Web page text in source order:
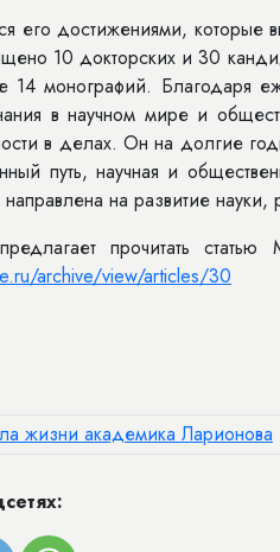
его достижениями,
10 докторских и 30
14 монографий. Благодаря
в научном мире и
в делах. Он на долгие
путь, научная и
на развитие науки,
прочитать
archive/view/articles/30
жизни академика Ларионова